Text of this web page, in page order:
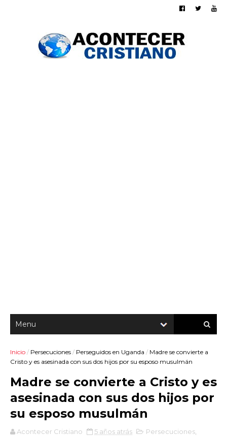
Inicio / Persecuciones / Perseguidos en Uganda / Madre se convierte a
Cristo y es asesinada con sus dos hijos por su esposo musulmán
Madre se convierte a Cristo y es
asesinada con sus dos hijos por
su esposo musulmán
Acontecer Cristiano 5 años atrás Persecuciones